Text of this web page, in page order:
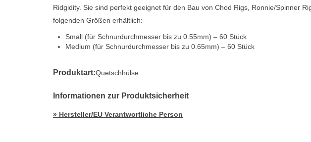
Ridgidity. Sie sind perfekt geeignet für den Bau von Chod Rigs, Ronnie/Spinner
folgenden Größen erhältlich:
Small (für Schnurdurchmesser bis zu 0.55mm) – 60 Stück
Medium (für Schnurdurchmesser bis zu 0.65mm) – 60 Stück
Produktart:Quetschhülse
Informationen zur Produktsicherheit
» Hersteller/EU Verantwortliche Person